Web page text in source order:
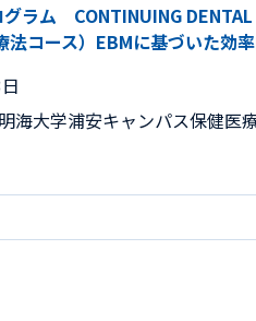
グラム CONTINUING
コース）EBMに基づいた効
大学浦安キャンパス保健医